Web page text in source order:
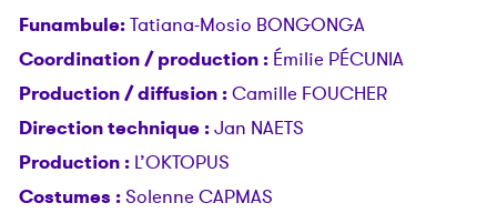
Funambule:Tatiana-Mosio BONGONGA
Coordination / production : Émilie PÉCUNIA
Production / diffusion :Camille FOUCHER
Direction technique :Jan NAETS
Production : L’OKTOPUS
Costumes :Solenne CAPMAS